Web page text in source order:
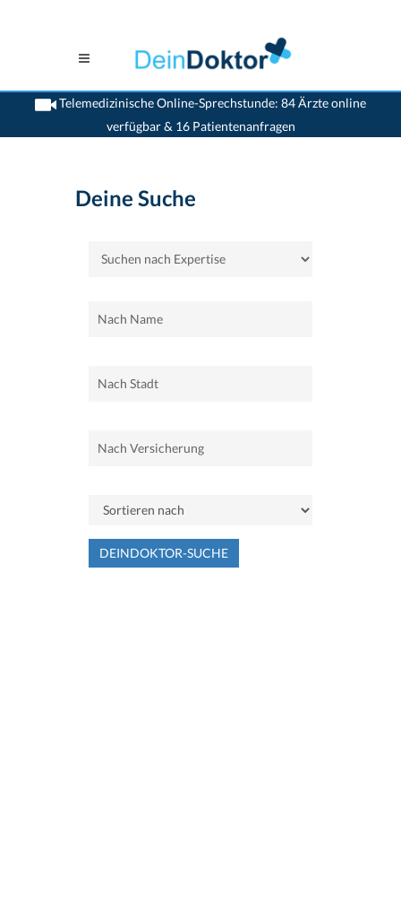
Telemedizinische Online-Sprechstunde: 84 Ärzte online
verfügbar & 16 Patientenanfragen
>Home>Rekonstruktive-Zahnmediziner
Deine Suche
DEINDOKTOR-SUCHE